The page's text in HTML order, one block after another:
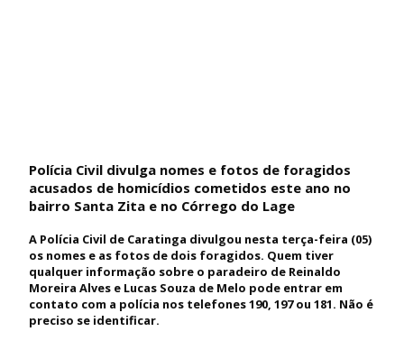
Polícia Civil divulga nomes e fotos de foragidos
acusados de homicídios cometidos este ano no
bairro Santa Zita e no Córrego do Lage
A Polícia Civil de Caratinga divulgou nesta terça-feira (05)
os nomes e as fotos de dois foragidos. Quem tiver
qualquer informação sobre o paradeiro de Reinaldo
Moreira Alves e Lucas Souza de Melo pode entrar em
contato com a polícia nos telefones 190, 197 ou 181. Não é
preciso se identificar.